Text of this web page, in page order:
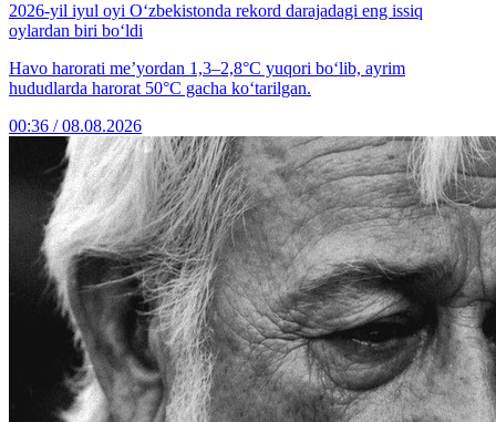
2026-yil iyul oyi O‘zbekistonda rekord darajadagi eng issiq
oylardan biri bo‘ldi
Havo harorati me’yordan 1,3–2,8°C yuqori bo‘lib, ayrim
hududlarda harorat 50°C gacha ko‘tarilgan.
00:36 / 08.08.2026